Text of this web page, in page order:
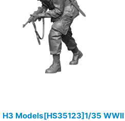
H3 Models[HS35123]1/35 WWII